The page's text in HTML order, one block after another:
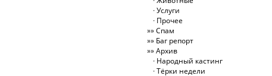
Услуги
Прочее
Спам
Баг репорт
Архив
Народный кастинг
Тёрки недели